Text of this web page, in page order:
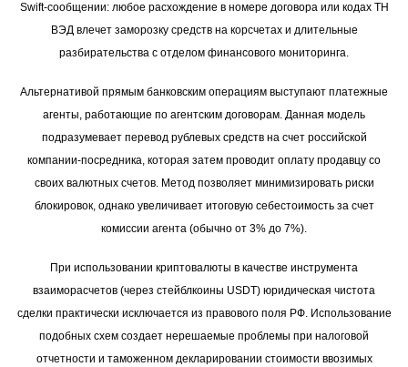
Swift-сообщении: любое расхождение в номере договора или кодах ТН
ВЭД влечет заморозку средств на корсчетах и длительные
разбирательства с отделом финансового мониторинга.
Альтернативой прямым банковским операциям выступают платежные
агенты, работающие по агентским договорам. Данная модель
подразумевает перевод рублевых средств на счет российской
компании-посредника, которая затем проводит оплату продавцу со
своих валютных счетов. Метод позволяет минимизировать риски
блокировок, однако увеличивает итоговую себестоимость за счет
комиссии агента (обычно от 3% до 7%).
При использовании криптовалюты в качестве инструмента
взаиморасчетов (через стейблкоины USDT) юридическая чистота
сделки практически исключается из правового поля РФ. Использование
подобных схем создает нерешаемые проблемы при налоговой
отчетности и таможенном декларировании стоимости ввозимых